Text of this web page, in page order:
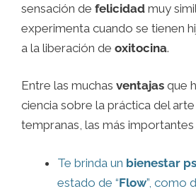
sensación de felicidad muy
experimenta cuando se tienen
a la liberación de oxitocina.
Entre las muchas ventajas que
ciencia sobre la práctica del
tempranas, las más importantes
Te brinda un bienestar
estado de “Flow”, como